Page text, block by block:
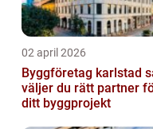
02 april 2026
Byggföretag karlstad så
väljer du rätt partner
ditt byggprojekt